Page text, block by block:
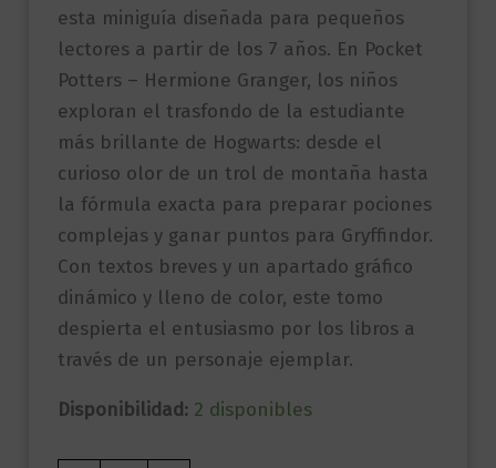
esta miniguía diseñada para pequeños
lectores a partir de los 7 años. En Pocket
Potters – Hermione Granger, los niños
exploran el trasfondo de la estudiante
más brillante de Hogwarts: desde el
curioso olor de un trol de montaña hasta
la fórmula exacta para preparar pociones
complejas y ganar puntos para Gryffindor.
Con textos breves y un apartado gráfico
dinámico y lleno de color, este tomo
despierta el entusiasmo por los libros a
través de un personaje ejemplar.
Disponibilidad: 2 disponibles